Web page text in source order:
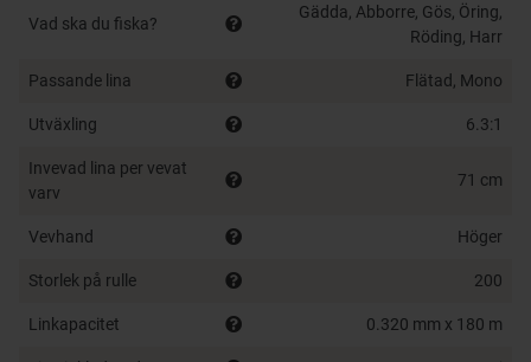
UTD – Ultimate Tournament Drag
High capacity deep aircraft grade aluminium spool
Long arm ratcheted star drag
100 mm Swept handle
Vad ska du fiska?
Gädda, Abborre, Gös, Öring,
Röding, Harr
Passande lina Flätad, Mono
Utväxling 6.3:1
Invevad lina per vevat
varv
71 cm
Vevhand Höger
Storlek på rulle 200
Linkapacitet 0.320 mm x 180 m